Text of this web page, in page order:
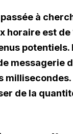
à
horaire est
potentiels.
messagerie
de la